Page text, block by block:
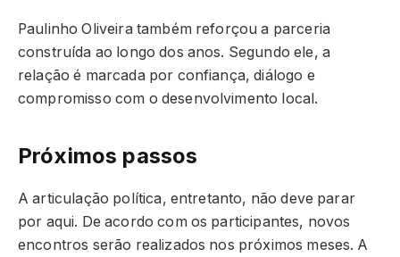
Paulinho Oliveira também reforçou a parceria
construída ao longo dos anos. Segundo ele, a
relação é marcada por confiança, diálogo e
compromisso com o desenvolvimento local.
Próximos passos
A articulação política, entretanto, não deve parar
por aqui. De acordo com os participantes, novos
encontros serão realizados nos próximos meses. A